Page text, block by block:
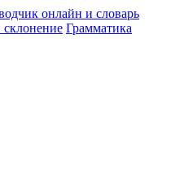
склонение Грамматика